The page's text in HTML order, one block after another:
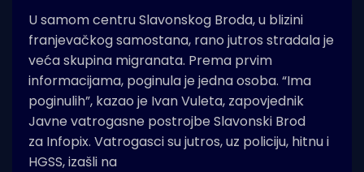
U samom centru Slavonskog Broda, u blizini
franjevačkog samostana, rano jutros stradala je
veća skupina migranata. Prema prvim
informacijama, poginula je jedna osoba. “Ima
poginulih”, kazao je Ivan Vuleta, zapovjednik
Javne vatrogasne postrojbe Slavonski Brod
za Infopix. Vatrogasci su jutros, uz policiju, hitnu i
HGSS, izašli na